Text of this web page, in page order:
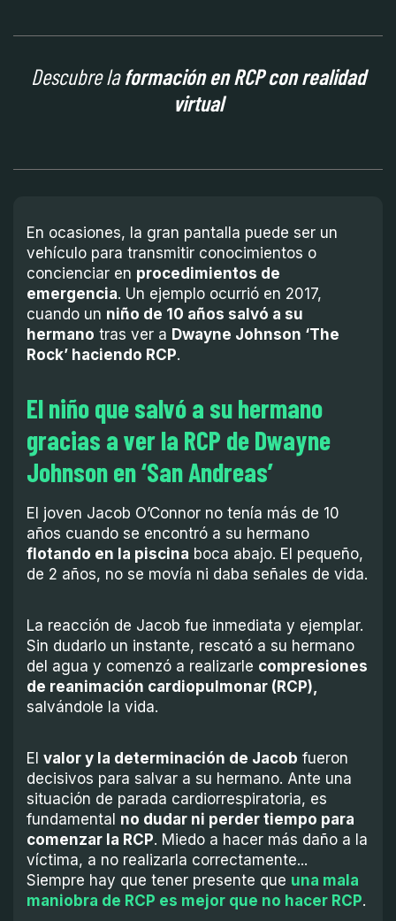
Descubre laformación en RCP con realidad
virtual
En ocasiones, la gran pantalla puede ser un
vehículo para transmitir conocimientos o
concienciar en procedimientos de
emergencia. Un ejemplo ocurrió en 2017,
cuando un niño de 10 años salvó a su
hermano tras ver a Dwayne Johnson ‘The
Rock’ haciendo RCP.
El niño que salvó a su hermano
gracias a ver la RCP de Dwayne
Johnson en ‘San Andreas’
El joven Jacob O’Connor no tenía más de 10
años cuando se encontró a su hermano
flotando en la piscina boca abajo. El pequeño,
de 2 años, no se movía ni daba señales de vida.
La reacción de Jacob fue inmediata y ejemplar.
Sin dudarlo un instante, rescató a su hermano
del agua y comenzó a realizarle compresiones
de reanimación cardiopulmonar (RCP),
salvándole la vida.
El valor y la determinación de Jacob fueron
decisivos para salvar a su hermano. Ante una
situación de parada cardiorrespiratoria, es
fundamental no dudar ni perder tiempo para
comenzar la RCP. Miedo a hacer más daño a la
víctima, a no realizarla correctamente...
Siempre hay que tener presente que una mala
maniobra de RCP es mejor que no hacer RCP.